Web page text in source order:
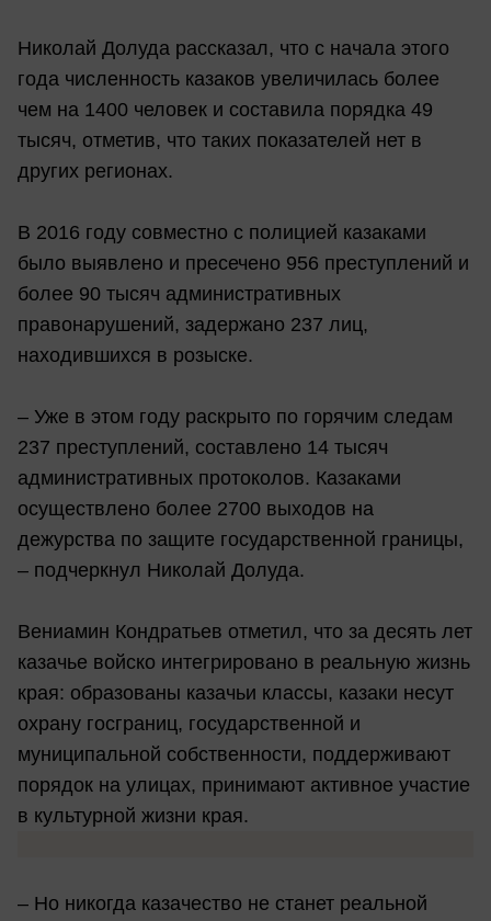
Николай Долуда рассказал, что с начала этого
года численность казаков увеличилась более
чем на 1400 человек и составила порядка 49
тысяч, отметив, что таких показателей нет в
других регионах.
В 2016 году совместно с полицией казаками
было выявлено и пресечено 956 преступлений и
более 90 тысяч административных
правонарушений, задержано 237 лиц,
находившихся в розыске.
– Уже в этом году раскрыто по горячим следам
237 преступлений, составлено 14 тысяч
административных протоколов. Казаками
осуществлено более 2700 выходов на
дежурства по защите государственной границы,
– подчеркнул Николай Долуда.
Вениамин Кондратьев отметил, что за десять лет
казачье войско интегрировано в реальную жизнь
края: образованы казачьи классы, казаки несут
охрану госграниц, государственной и
муниципальной собственности, поддерживают
порядок на улицах, принимают активное участие
в культурной жизни края.
– Но никогда казачество не станет реальной